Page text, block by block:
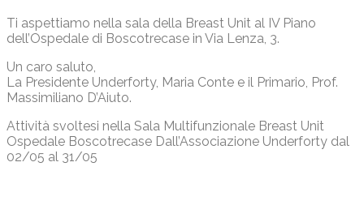
Ti aspettiamo nella sala della Breast Unit al IV Piano
dell’Ospedale di Boscotrecase in Via Lenza, 3.
Un caro saluto,
La Presidente Underforty, Maria Conte e il Primario, Prof.
Massimiliano D’Aiuto.
Attività svoltesi nella Sala Multifunzionale Breast Unit
Ospedale Boscotrecase Dall’Associazione Underforty dal
02/05 al 31/05